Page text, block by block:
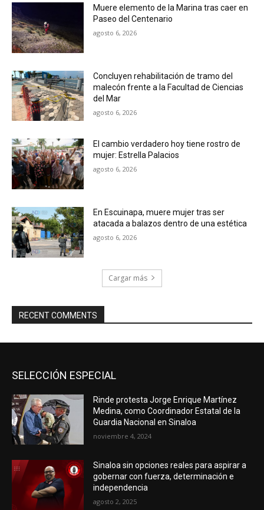
Muere elemento de la Marina tras caer en
Paseo del Centenario
agosto 6, 2026
Concluyen rehabilitación de tramo del
malecón frente a la Facultad de Ciencias
del Mar
agosto 6, 2026
El cambio verdadero hoy tiene rostro de
mujer: Estrella Palacios
agosto 6, 2026
En Escuinapa, muere mujer tras ser
atacada a balazos dentro de una estética
agosto 6, 2026
Cargar más
RECENT COMMENTS
SELECCIÓN ESPECIAL
Rinde protesta Jorge Enrique Martínez
Medina, como Coordinador Estatal de la
Guardia Nacional en Sinaloa
noviembre 4, 2024
Sinaloa sin opciones reales para aspirar a
gobernar con fuerza, determinación e
independencia
agosto 2, 2025